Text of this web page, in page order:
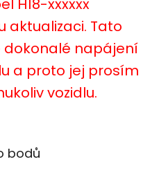
H18-xxxxxx
aktualizaci. Tato
dokonalé napájení
a proto jej prosím
vozidlu.
bodů